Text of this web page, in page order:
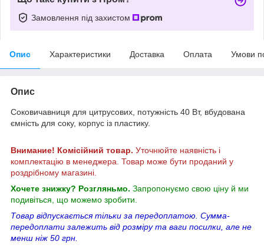
Замовлення під захистом
Опис Характеристики Доставка Оплата Умови
Опис
Соковичавниця для цитрусових, потужність 40 Вт, вбудована
ємність для соку, корпус із пластику.
Внимание! Комісійний товар. Уточнюйте наявність і
комплектацію в менеджера. Товар може бути проданий у
роздрібному магазині.
Хочете знижку? Розгляньмо. Запропонуємо свою ціну й ми
подивіться, що можемо зробити.
Товар відпускається тільки за передоплатою. Сумма-
передоплати залежить від розміру та ваги посилки, але не
менш ніж 50 грн.